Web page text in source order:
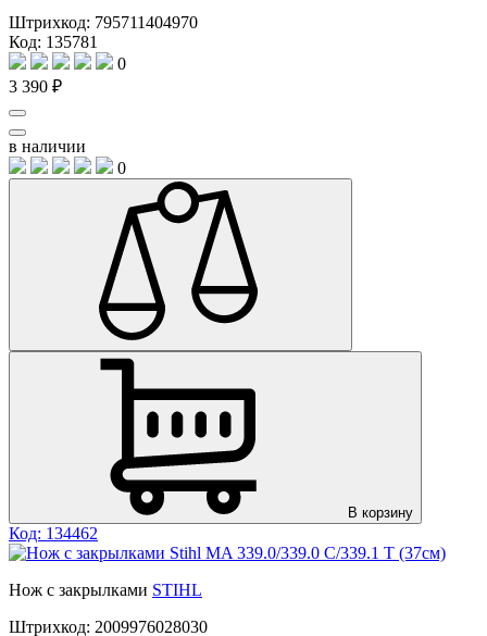
Штрихкод: 795711404970
Код: 135781
0
3 390 ₽
в наличии
0
В корзину
Код: 134462
Нож с закрылками STIHL
Штрихкод: 2009976028030